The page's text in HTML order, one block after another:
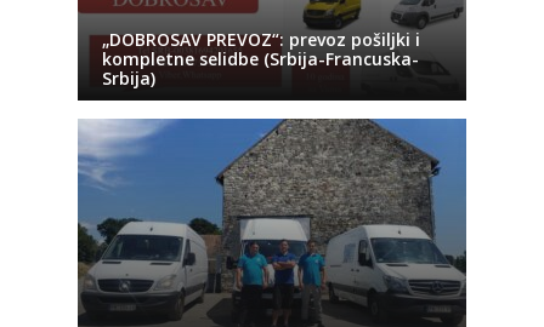
„DOBROSAV PREVOZ“: prevoz pošiljki i
kompletne selidbe (Srbija-Francuska-
Srbija)